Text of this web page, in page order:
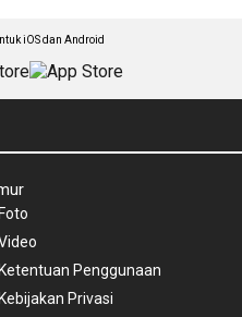
iOS dan Android
Foto
Ketentuan Penggunaan
Kebijakan Privasi